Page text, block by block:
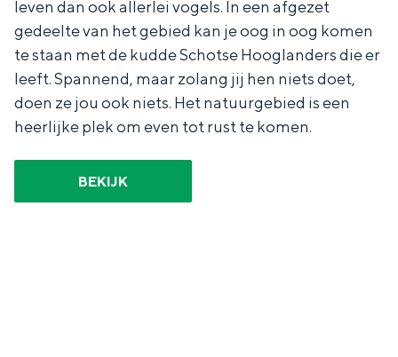
leven dan ook allerlei vogels. In een afgezet
gedeelte van het gebied kan je oog in oog komen
te staan met de kudde Schotse Hooglanders die er
leeft. Spannend, maar zolang jij hen niets doet,
doen ze jou ook niets. Het natuurgebied is een
heerlijke plek om even tot rust te komen.
BEKIJK